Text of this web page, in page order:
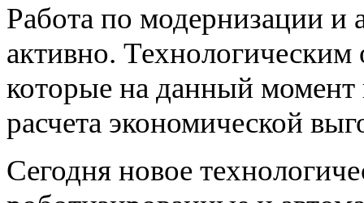
Работа по модернизации и
активно.
которые на данный момент
расчета экономической
Сегодня новое